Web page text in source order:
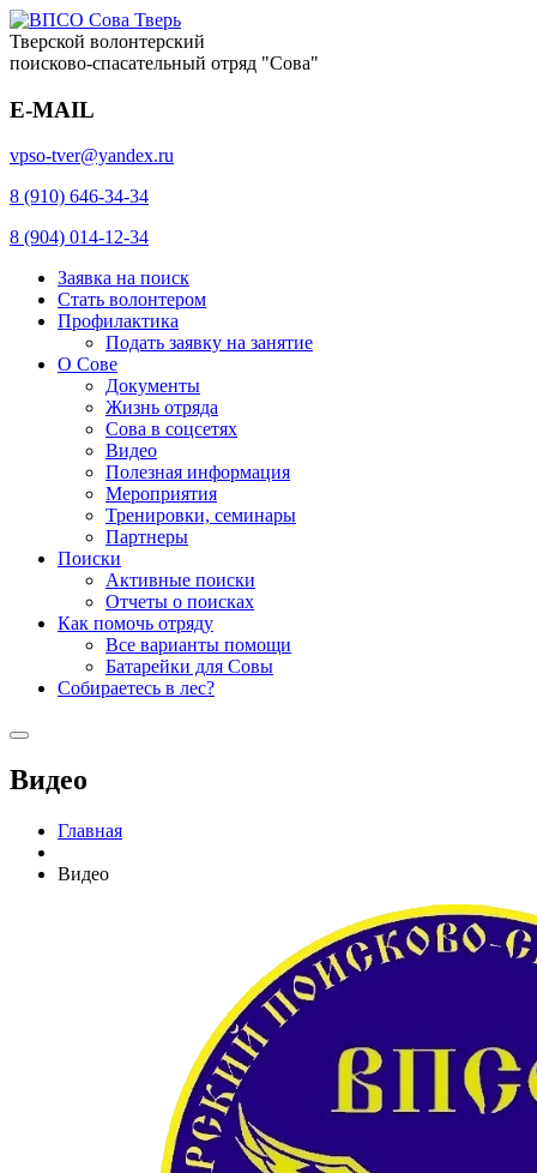
Тверской волонтерский
поисково-спасательный отряд "Сова"
E-MAIL
vpso-tver@yandex.ru
8 (910) 646-34-34
8 (904) 014-12-34
Заявка на поиск
Стать волонтером
Профилактика
Подать заявку на занятие
О Сове
Документы
Жизнь отряда
Сова в соцсетях
Видео
Полезная информация
Мероприятия
Тренировки, семинары
Партнеры
Поиски
Активные поиски
Отчеты о поисках
Как помочь отряду
Все варианты помощи
Батарейки для Совы
Собираетесь в лес?
Видео
Главная
Видео